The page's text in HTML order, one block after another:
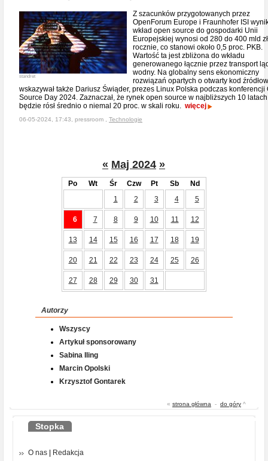
standret
Z szacunków przygotowanych przez
OpenForum Europe i Fraunhofer ISI
wkład open source do gospodarki Unii
Europejskiej wynosi od 280 do 400 mld
rocznie, co stanowi około 0,5 proc. PKB.
Wartość ta jest zbliżona do wkładu
generowanego łącznie przez transport
wodny. Na globalny sens ekonomiczny
rozwiązań opartych o otwarty kod
wskazywał także Dariusz Świąder, prezes Linux Polska podczas konferencji
Source Day 2024. Zaznaczał, że rynek open source w najbliższych 10 latach
będzie rósł średnio o niemal 20 proc. w skali roku. więcej
06-05-2024, 17:43, pressroom , Technologie
« Maj 2024 »
Po Wt Śr Czw Pt Sb
Nd
1
2 3 4 5
6 7 8 9 10 11 12
13 14 15 16 17 18 19
20 21 22 23 24 25 26
27 28 29 30 31
Autorzy
Wszyscy
Artykuł sponsorowany
Sabina Iling
Marcin Opolski
Krzysztof Gontarek
« strona główna - do góry ^
Stopka
O nas Redakcja